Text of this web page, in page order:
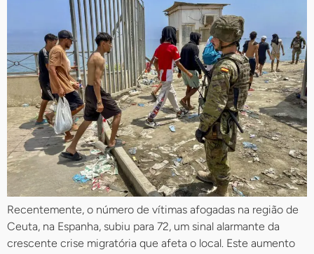
Recentemente, o número de vítimas afogadas na região de
Ceuta, na Espanha, subiu para 72, um sinal alarmante da
crescente crise migratória que afeta o local. Este aumento